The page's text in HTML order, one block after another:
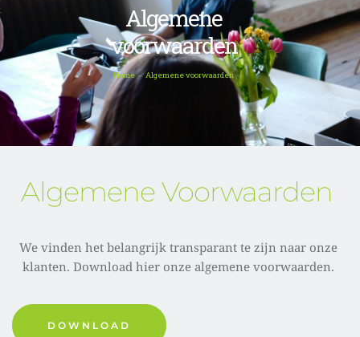
Algemene
voorwaarden
Home Algemene voorwaarden
OVER ONS
CONTACT
Algemene Voorwaarden
We vinden het belangrijk transparant te zijn naar onze
klanten. Download hier onze algemene voorwaarden.
DOWNLOAD